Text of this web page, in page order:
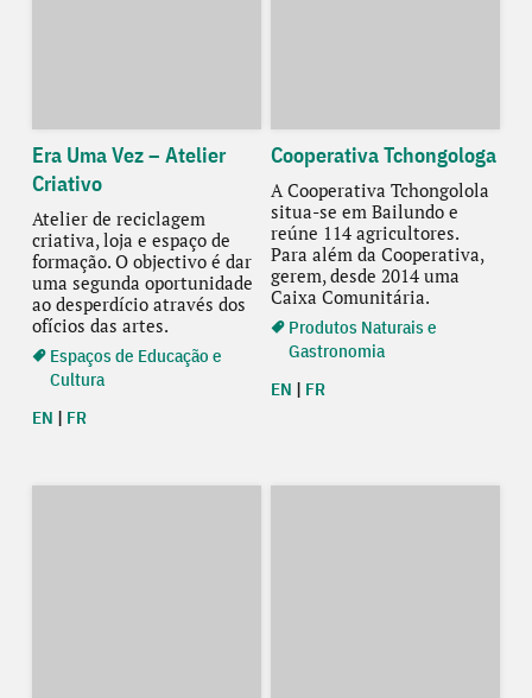
Era Uma Vez – Atelier
Criativo
Atelier de reciclagem
criativa, loja e espaço de
formação. O objectivo é dar
uma segunda oportunidade
ao desperdício através dos
ofícios das artes.
Espaços de Educação e
Cultura
EN | FR
Cooperativa Tchongologa
A Cooperativa Tchongolola
situa-se em Bailundo e
reúne 114 agricultores.
Para além da Cooperativa,
gerem, desde 2014 uma
Caixa Comunitária.
Produtos Naturais e
Gastronomia
EN | FR